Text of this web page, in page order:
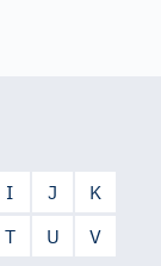
I J
K
T U
V